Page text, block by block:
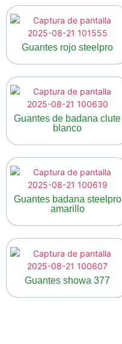
Guantes rojo steelpro
Guantes de badana clute
blanco
Guantes badana steelpro
amarillo
Guantes showa 377